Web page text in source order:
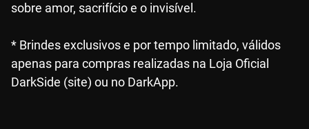
sobre amor, sacrifício e o invisível.
* Brindes exclusivos e por tempo limitado, válidos
apenas para compras realizadas na Loja Oficial
DarkSide (site) ou no DarkApp.